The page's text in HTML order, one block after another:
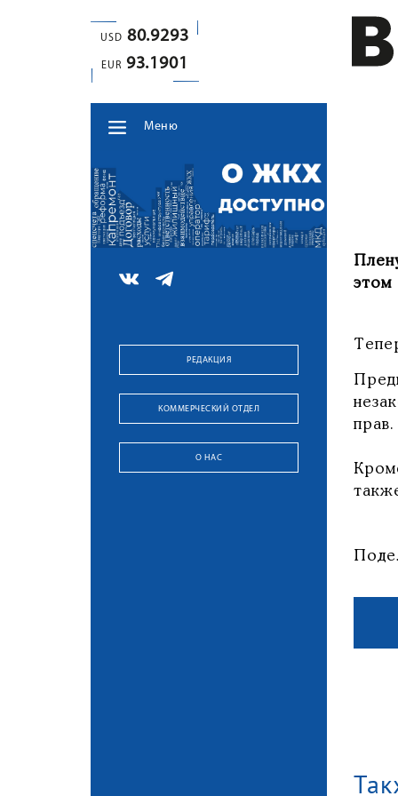
USD 80.9293
EUR 93.1901
Меню
РЕДАКЦИЯ
КОММЕРЧЕСКИЙ ОТДЕЛ
О НАС
этом
прав.